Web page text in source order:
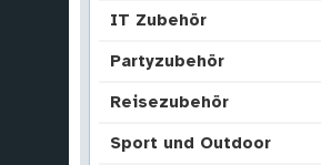
IT Zubehör
Partyzubehör
Reisezubehör
Sport und Outdoor